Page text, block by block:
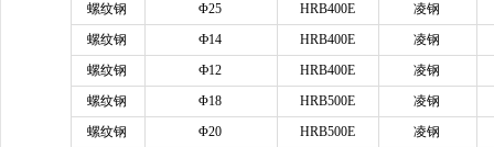
螺纹钢
Φ25 HRB400E
凌钢
螺纹钢
Ф14 HRB400E
凌钢
螺纹钢
Ф12 HRB400E
凌钢
螺纹钢
Φ18 HRB500E
凌钢
螺纹钢
Φ20 HRB500E
凌钢